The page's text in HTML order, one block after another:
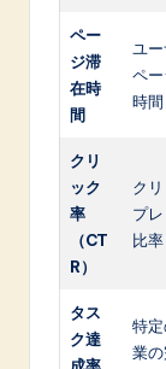
ペー
ジ滞
在時
間
ユ
ペ
時間
クリ
ック
率
（CT
R）
ク
プ
比率
タス
ク達
特
業の